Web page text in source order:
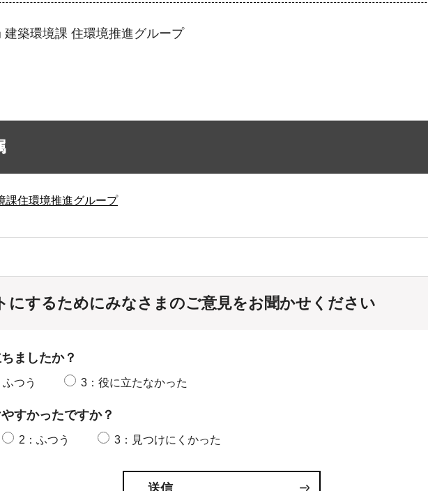
築環境課 住環境推進グループ
課住環境推進グループ
にするためにみなさまのご意見をお聞かせください
ましたか？
ふつう 3：役に立たなかった
すかったですか？
2：ふつう 3：見つけにくかった